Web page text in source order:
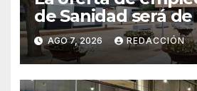
de Sanidad será de
en 2026
AGO 7, 2026 REDACCIÓN